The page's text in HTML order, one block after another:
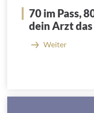
70 im Pass,
dein Arzt das
Weiter